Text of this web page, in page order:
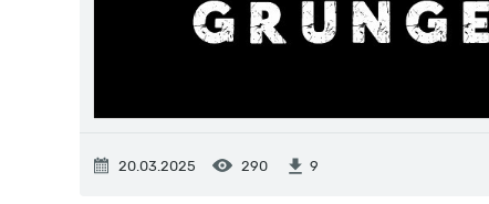
20.03.2025 290 9